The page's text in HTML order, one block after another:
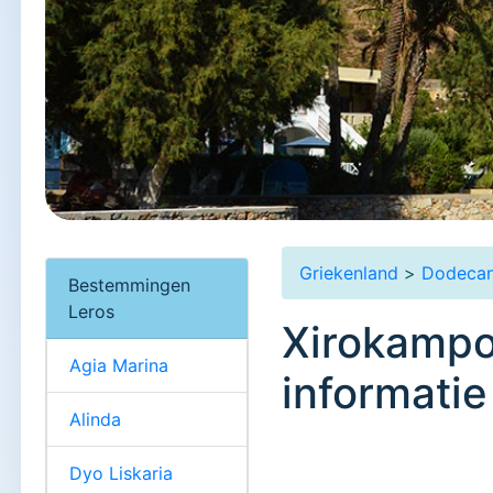
Griekenland >
Bestemmingen
Leros
Agia Marina
Alinda
Dyo Liskaria